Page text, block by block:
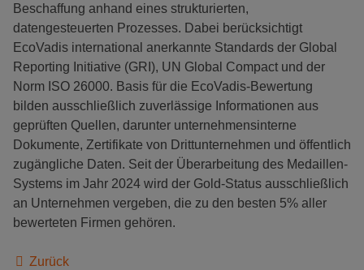
Beschaffung anhand eines strukturierten,
datengesteuerten Prozesses. Dabei berücksichtigt
EcoVadis international anerkannte Standards der Global
Reporting Initiative (GRI), UN Global Compact und der
Norm ISO 26000. Basis für die EcoVadis-Bewertung
bilden ausschließlich zuverlässige Informationen aus
geprüften Quellen, darunter unternehmensinterne
Dokumente, Zertifikate von Drittunternehmen und öffentlich
zugängliche Daten. Seit der Überarbeitung des Medaillen-
Systems im Jahr 2024 wird der Gold-Status ausschließlich
an Unternehmen vergeben, die zu den besten 5% aller
bewerteten Firmen gehören.
Zurück